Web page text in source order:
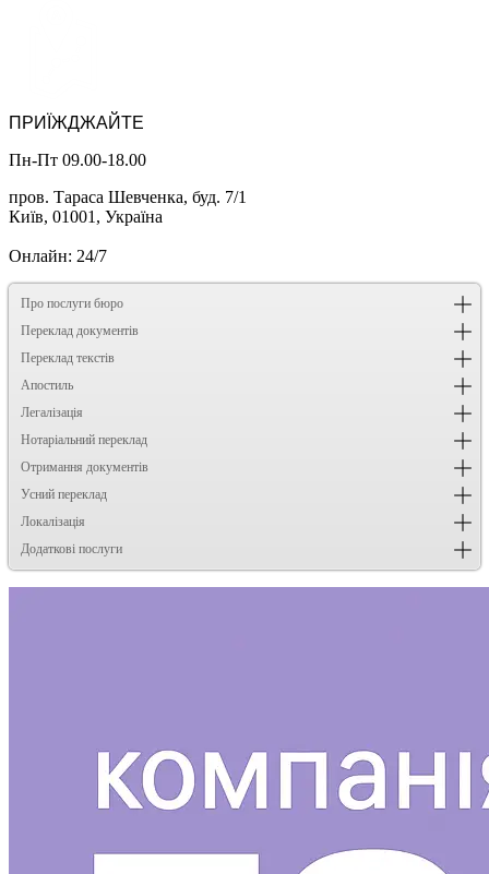
ПРИЇЖДЖАЙТЕ
Пн-Пт 09.00-18.00
пров. Тараса Шевченка, буд. 7/1
Київ, 01001, Україна
Онлайн: 24/7
Про послуги бюро
Переклад документів
Переклад текстів
Апостиль
Легалізація
Нотаріальний переклад
Отримання документів
Усний переклад
Локалізація
Додаткові послуги